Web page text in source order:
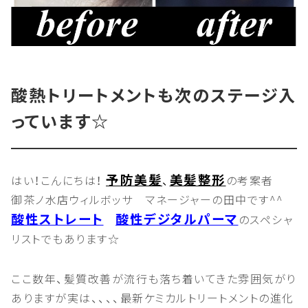
酸熱トリートメントも次のステージ入
っています☆
はい！こんにちは！ 予防美髪、 美髪整形 の考案者
御茶ノ水店ウィルボッサ マネージャーの田中です^^
酸性ストレート 酸性デジタルパーマ のスペシャ
リストでもあります☆
ここ数年、髪質改善が流行も落ち着いてきた雰囲気がり
ありますが実は、、、、最新ケミカルトリートメントの進化